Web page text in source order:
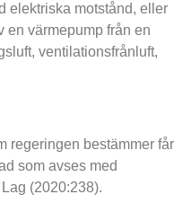
elektriska motstånd, eller
en värmepump från en
ventilationsfrånluft,
regeringen bestämmer får
som avses med
(2020:238).